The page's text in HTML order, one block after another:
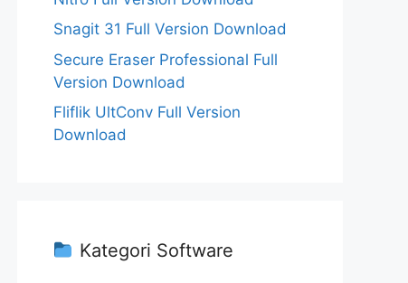
Snagit 31 Full Version Download
Secure Eraser Professional Full
Version Download
Fliflik UltConv Full Version
Download
Kategori Software